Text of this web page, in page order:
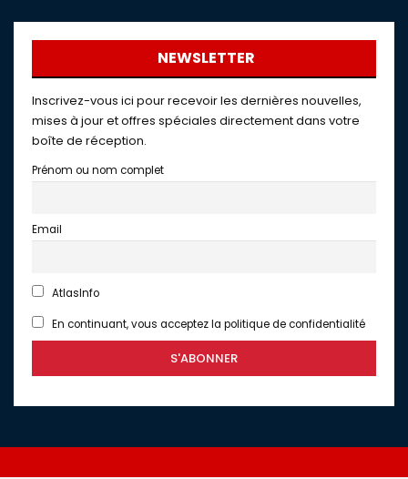
NEWSLETTER
Inscrivez-vous ici pour recevoir les dernières nouvelles,
mises à jour et offres spéciales directement dans votre
boîte de réception.
Prénom ou nom complet
Email
AtlasInfo
En continuant, vous acceptez la politique de confidentialité